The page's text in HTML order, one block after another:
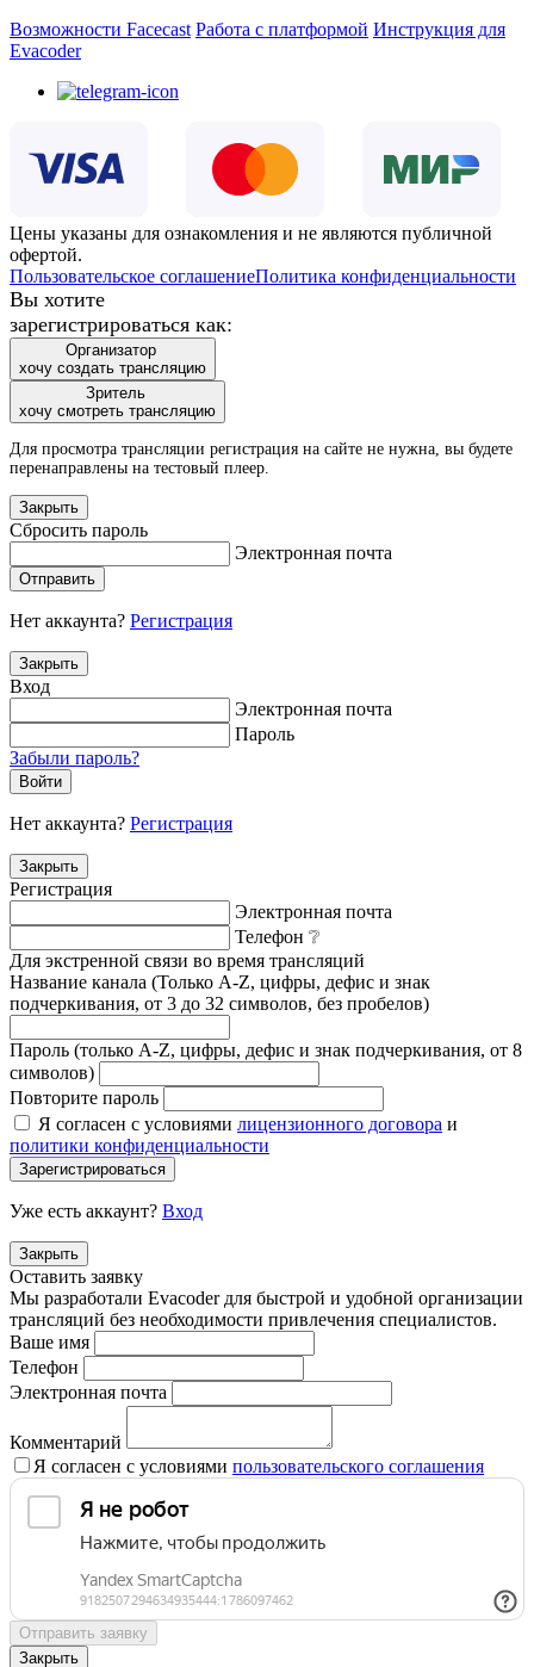
Возможности Facecast Работа с платформой Инструкция для
Evacoder
Цены указаны для ознакомления и не являются публичной
офертой.
Пользовательское соглашениеПолитика конфиденциальности
Вы хотите
зарегистрироваться как:
Организатор
хочу создать трансляцию
Зритель
хочу смотреть трансляцию
Для просмотра трансляции регистрация на сайте не нужна, вы будете
перенаправлены на тестовый плеер.
Закрыть
Сбросить пароль
Электронная почта
Отправить
Нет аккаунта? Регистрация
Закрыть
Вход
Электронная почта
Пароль
Забыли пароль?
Войти
Нет аккаунта? Регистрация
Закрыть
Регистрация
Электронная почта
Телефон ❔
Для экстренной связи во время трансляций
Название канала (Только A-Z, цифры, дефис и знак
подчеркивания, от 3 до 32 символов, без пробелов)
Пароль (только A-Z, цифры, дефис и знак подчеркивания, от 8
символов)
Повторите пароль
Я согласен с условиями лицензионного договора и
политики конфиденциальности
Зарегистрироваться
Уже есть аккаунт? Вход
Закрыть
Оставить заявку
Мы разработали Evacoder для быстрой и удобной организации
трансляций без необходимости привлечения специалистов.
Ваше имя
Телефон
Электронная почта
Комментарий
Я согласен с условиями пользовательского соглашения
Отправить заявку
Закрыть